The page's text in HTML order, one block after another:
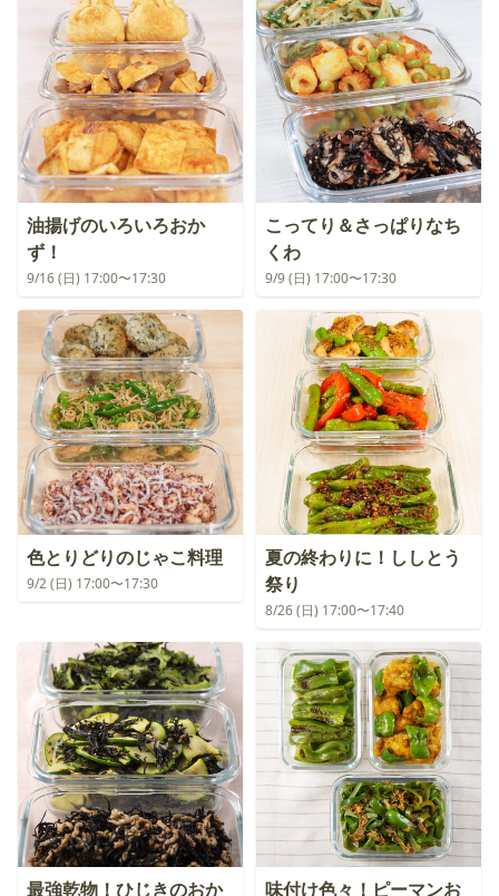
油揚げのいろいろおか
ず！
9/16 (日) 17:00〜17:30
こってり＆さっぱりなち
くわ
9/9 (日) 17:00〜17:30
色とりどりのじゃこ料理
9/2 (日) 17:00〜17:30
夏の終わりに！ししとう
祭り
8/26 (日) 17:00〜17:40
最強乾物！ひじきのおか 味付け色々！ピーマンお